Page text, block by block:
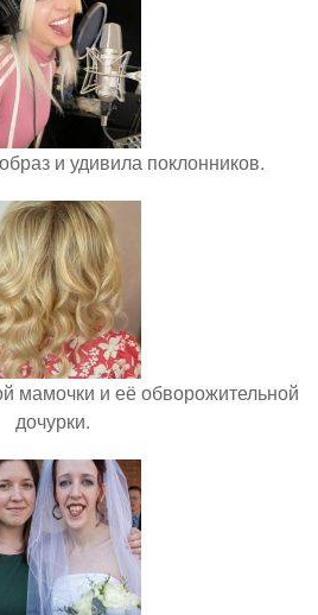
и удивила поклонников.
мамочки и её обворожительной
дочурки.